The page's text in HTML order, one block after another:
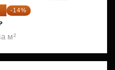
₽ -14%
м²